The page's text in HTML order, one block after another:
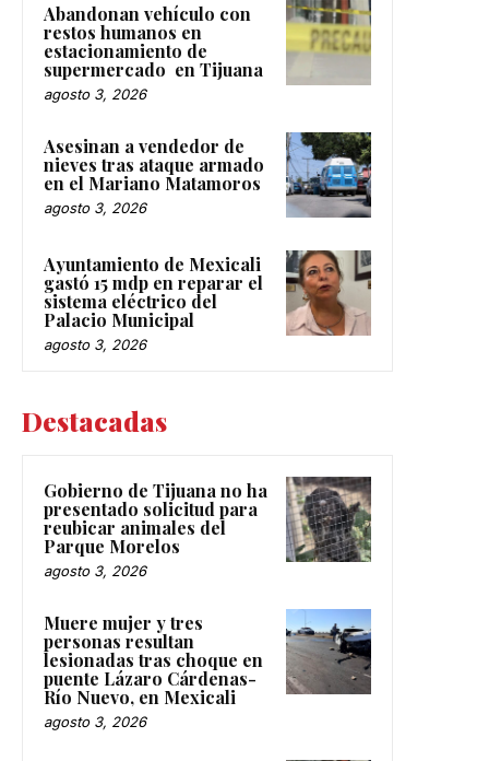
Abandonan vehículo con
restos humanos en
estacionamiento de
supermercado en Tijuana
agosto 3, 2026
Asesinan a vendedor de
nieves tras ataque armado
en el Mariano Matamoros
agosto 3, 2026
Ayuntamiento de Mexicali
gastó 15 mdp en reparar el
sistema eléctrico del
Palacio Municipal
agosto 3, 2026
Destacadas
Gobierno de Tijuana no ha
presentado solicitud para
reubicar animales del
Parque Morelos
agosto 3, 2026
Muere mujer y tres
personas resultan
lesionadas tras choque en
puente Lázaro Cárdenas-
Río Nuevo, en Mexicali
agosto 3, 2026